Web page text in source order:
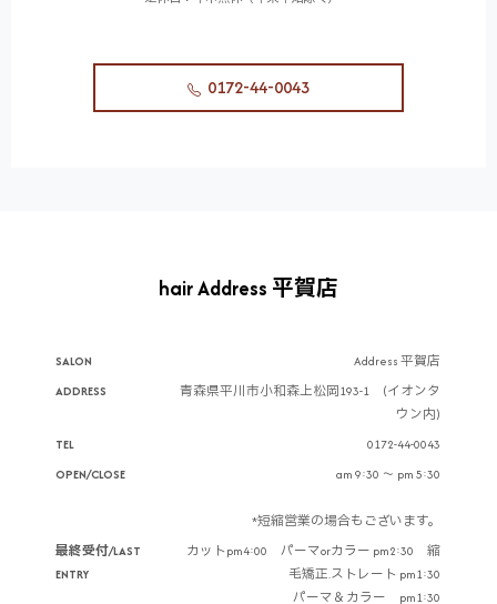
0172-44-0043
hair Address 平賀店
SALON
Address 平賀店
ADDRESS
青森県平川市小和森上松岡193-1 (イオンタ
ウン内)
TEL
0172-44-0043
OPEN/CLOSE
am 9:30 ～ pm 5:30
*短縮営業の場合もございます。
最終受付/LAST
ENTRY
カットpm4:00 パーマorカラー pm2:30 縮
毛矯正.ストレート pm1:30
パーマ＆カラー pm1:30